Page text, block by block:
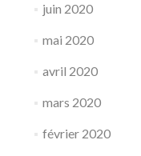
juin 2020
mai 2020
avril 2020
mars 2020
février 2020